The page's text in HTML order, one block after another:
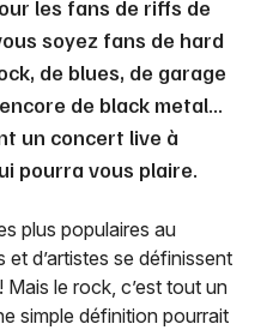
les fans de riffs de
soyez fans de hard
de blues, de garage
de black metal...
un concert live à
pourra vous plaire.
plus populaires au
d’artistes se définissent
le rock, c’est tout un
simple définition pourrait